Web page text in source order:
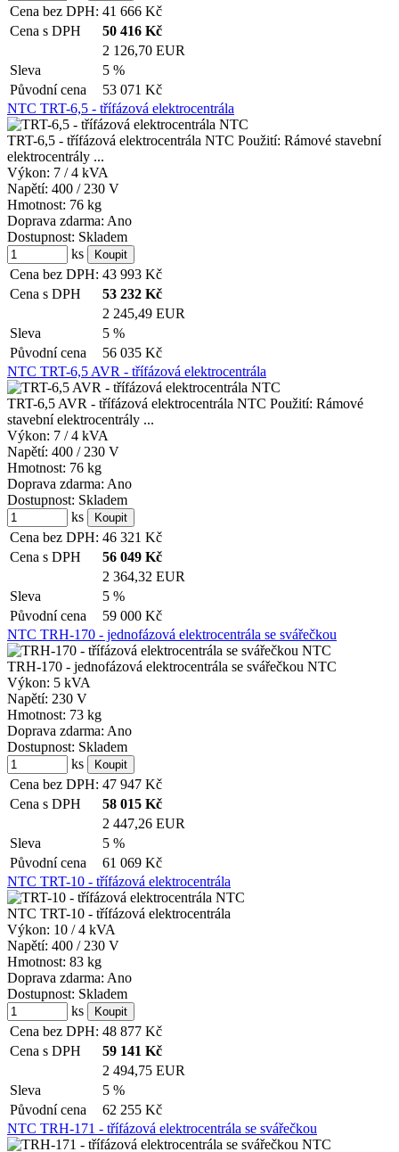
Cena bez DPH: 41 666 Kč
Cena s DPH
50 416 Kč
2 126,70 EUR
Sleva
5 %
Původní cena
53 071 Kč
NTC TRT-6,5 - třífázová elektrocentrála
TRT-6,5 - třífázová elektrocentrála NTC Použití: Rámové stavební
elektrocentrály ...
Výkon: 7 / 4 kVA
Napětí: 400 / 230 V
Hmotnost: 76 kg
Doprava zdarma: Ano
Dostupnost: Skladem
ks
Cena bez DPH: 43 993 Kč
Cena s DPH
53 232 Kč
2 245,49 EUR
Sleva
5 %
Původní cena
56 035 Kč
NTC TRT-6,5 AVR - třífázová elektrocentrála
TRT-6,5 AVR - třífázová elektrocentrála NTC Použití: Rámové
stavební elektrocentrály ...
Výkon: 7 / 4 kVA
Napětí: 400 / 230 V
Hmotnost: 76 kg
Doprava zdarma: Ano
Dostupnost: Skladem
ks
Cena bez DPH: 46 321 Kč
Cena s DPH
56 049 Kč
2 364,32 EUR
Sleva
5 %
Původní cena
59 000 Kč
NTC TRH-170 - jednofázová elektrocentrála se svářečkou
TRH-170 - jednofázová elektrocentrála se svářečkou NTC
Výkon: 5 kVA
Napětí: 230 V
Hmotnost: 73 kg
Doprava zdarma: Ano
Dostupnost: Skladem
ks
Cena bez DPH: 47 947 Kč
Cena s DPH
58 015 Kč
2 447,26 EUR
Sleva
5 %
Původní cena
61 069 Kč
NTC TRT-10 - třífázová elektrocentrála
NTC TRT-10 - třífázová elektrocentrála
Výkon: 10 / 4 kVA
Napětí: 400 / 230 V
Hmotnost: 83 kg
Doprava zdarma: Ano
Dostupnost: Skladem
ks
Cena bez DPH: 48 877 Kč
Cena s DPH
59 141 Kč
2 494,75 EUR
Sleva
5 %
Původní cena
62 255 Kč
NTC TRH-171 - třífázová elektrocentrála se svářečkou